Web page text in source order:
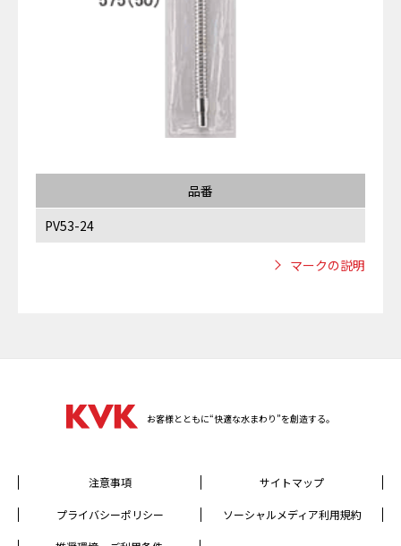
品番
PV53-24
マークの説明
お客様とともに“快適な水まわり”を創造する。
注意事項 サイトマップ
プライバシーポリシー ソーシャルメディア利用規約